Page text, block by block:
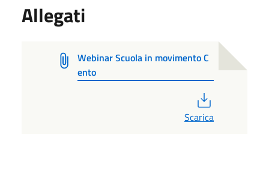
Allegati
Webinar Scuola in movimento C
ento
Scarica